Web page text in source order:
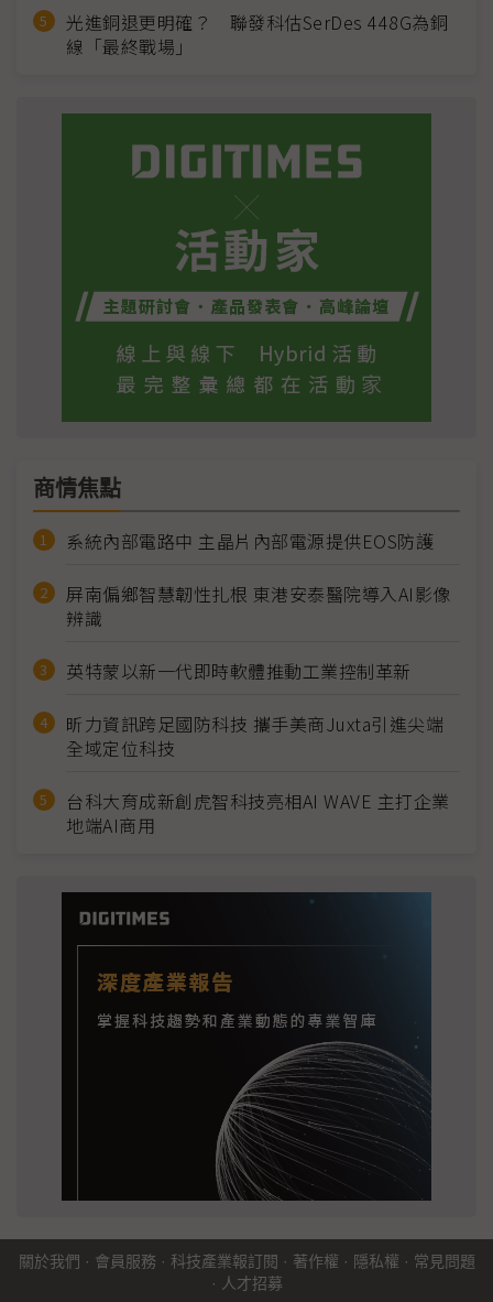
光進銅退更明確？ 聯發科估SerDes 448G為銅
線「最終戰場」
商情焦點
系統內部電路中 主晶片內部電源提供EOS防護
屏南偏鄉智慧韌性扎根 東港安泰醫院導入AI影像
辨識
英特蒙以新一代即時軟體推動工業控制革新
昕力資訊跨足國防科技 攜手美商Juxta引進尖端
全域定位科技
台科大育成新創虎智科技亮相AI WAVE 主打企業
地端AI商用
關於我們 · 會員服務 · 科技產業報訂閱 · 著作權 · 隱私權 · 常見問題
· 人才招募